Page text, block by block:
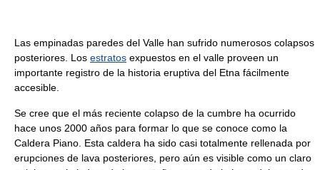
Las empinadas paredes del Valle han sufrido numerosos colapsos
posteriores. Los estratos expuestos en el valle proveen un
importante registro de la historia eruptiva del Etna fácilmente
accesible.
Se cree que el más reciente colapso de la cumbre ha ocurrido
hace unos 2000 años para formar lo que se conoce como la
Caldera Piano. Esta caldera ha sido casi totalmente rellenada por
erupciones de lava posteriores, pero aún es visible como un claro